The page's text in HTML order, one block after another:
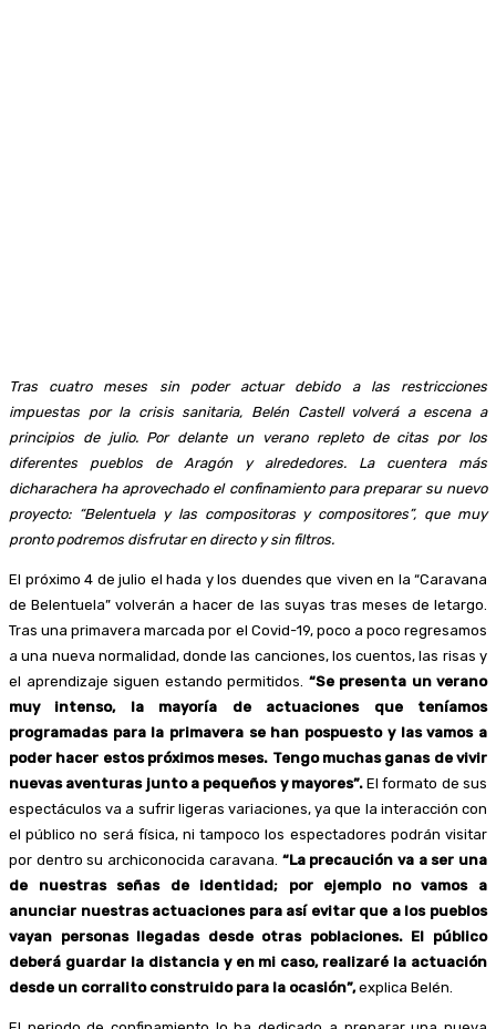
Tras cuatro meses sin poder actuar debido a las restricciones
impuestas por la crisis sanitaria, Belén Castell volverá a escena a
principios de julio. Por delante un verano repleto de citas por los
diferentes pueblos de Aragón y alrededores. La cuentera más
dicharachera ha aprovechado el confinamiento para preparar su nuevo
proyecto: “Belentuela y las compositoras y compositores”, que muy
pronto podremos disfrutar en directo y sin filtros.
El próximo 4 de julio el hada y los duendes que viven en la “Caravana
de Belentuela” volverán a hacer de las suyas tras meses de letargo.
Tras una primavera marcada por el Covid-19, poco a poco regresamos
a una nueva normalidad, donde las canciones, los cuentos, las risas y
el aprendizaje siguen estando permitidos. “Se presenta un verano
muy intenso, la mayoría de actuaciones que teníamos
programadas para la primavera se han pospuesto y las vamos a
poder hacer estos próximos meses. Tengo muchas ganas de vivir
nuevas aventuras junto a pequeños y mayores”.El formato de sus
espectáculos va a sufrir ligeras variaciones, ya que la interacción con
el público no será física, ni tampoco los espectadores podrán visitar
por dentro su archiconocida caravana. “La precaución va a ser una
de nuestras señas de identidad; por ejemplo no vamos a
anunciar nuestras actuaciones para así evitar que a los pueblos
vayan personas llegadas desde otras poblaciones. El público
deberá guardar la distancia y en mi caso, realizaré la actuación
desde un corralito construido para la ocasión”,explica Belén.